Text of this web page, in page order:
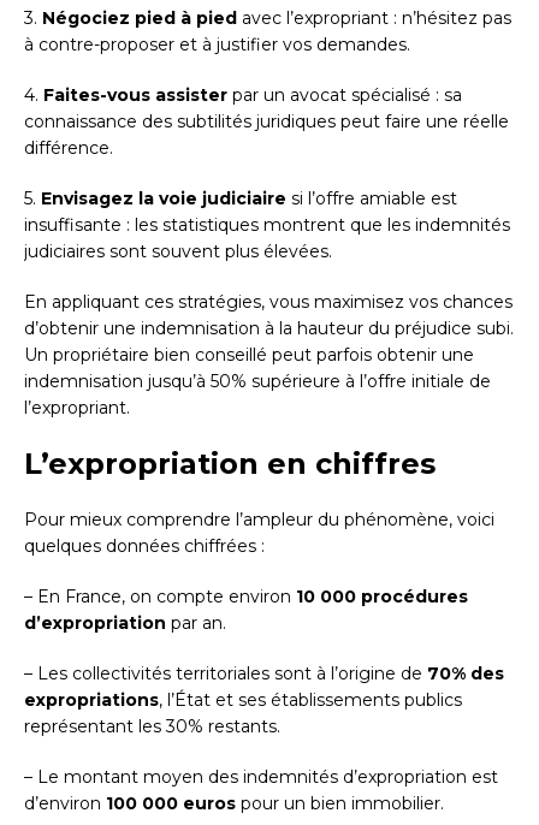
3. Négociez pied à pied avec l’expropriant : n’hésitez pas
à contre-proposer et à justifier vos demandes.
4. Faites-vous assister par un avocat spécialisé : sa
connaissance des subtilités juridiques peut faire une réelle
différence.
5. Envisagez la voie judiciaire si l’offre amiable est
insuffisante : les statistiques montrent que les indemnités
judiciaires sont souvent plus élevées.
En appliquant ces stratégies, vous maximisez vos chances
d’obtenir une indemnisation à la hauteur du préjudice subi.
Un propriétaire bien conseillé peut parfois obtenir une
indemnisation jusqu’à 50% supérieure à l’offre initiale de
l’expropriant.
L’expropriation en chiffres
Pour mieux comprendre l’ampleur du phénomène, voici
quelques données chiffrées :
– En France, on compte environ 10 000 procédures
d’expropriation par an.
– Les collectivités territoriales sont à l’origine de 70% des
expropriations, l’État et ses établissements publics
représentant les 30% restants.
– Le montant moyen des indemnités d’expropriation est
d’environ 100 000 euros pour un bien immobilier.